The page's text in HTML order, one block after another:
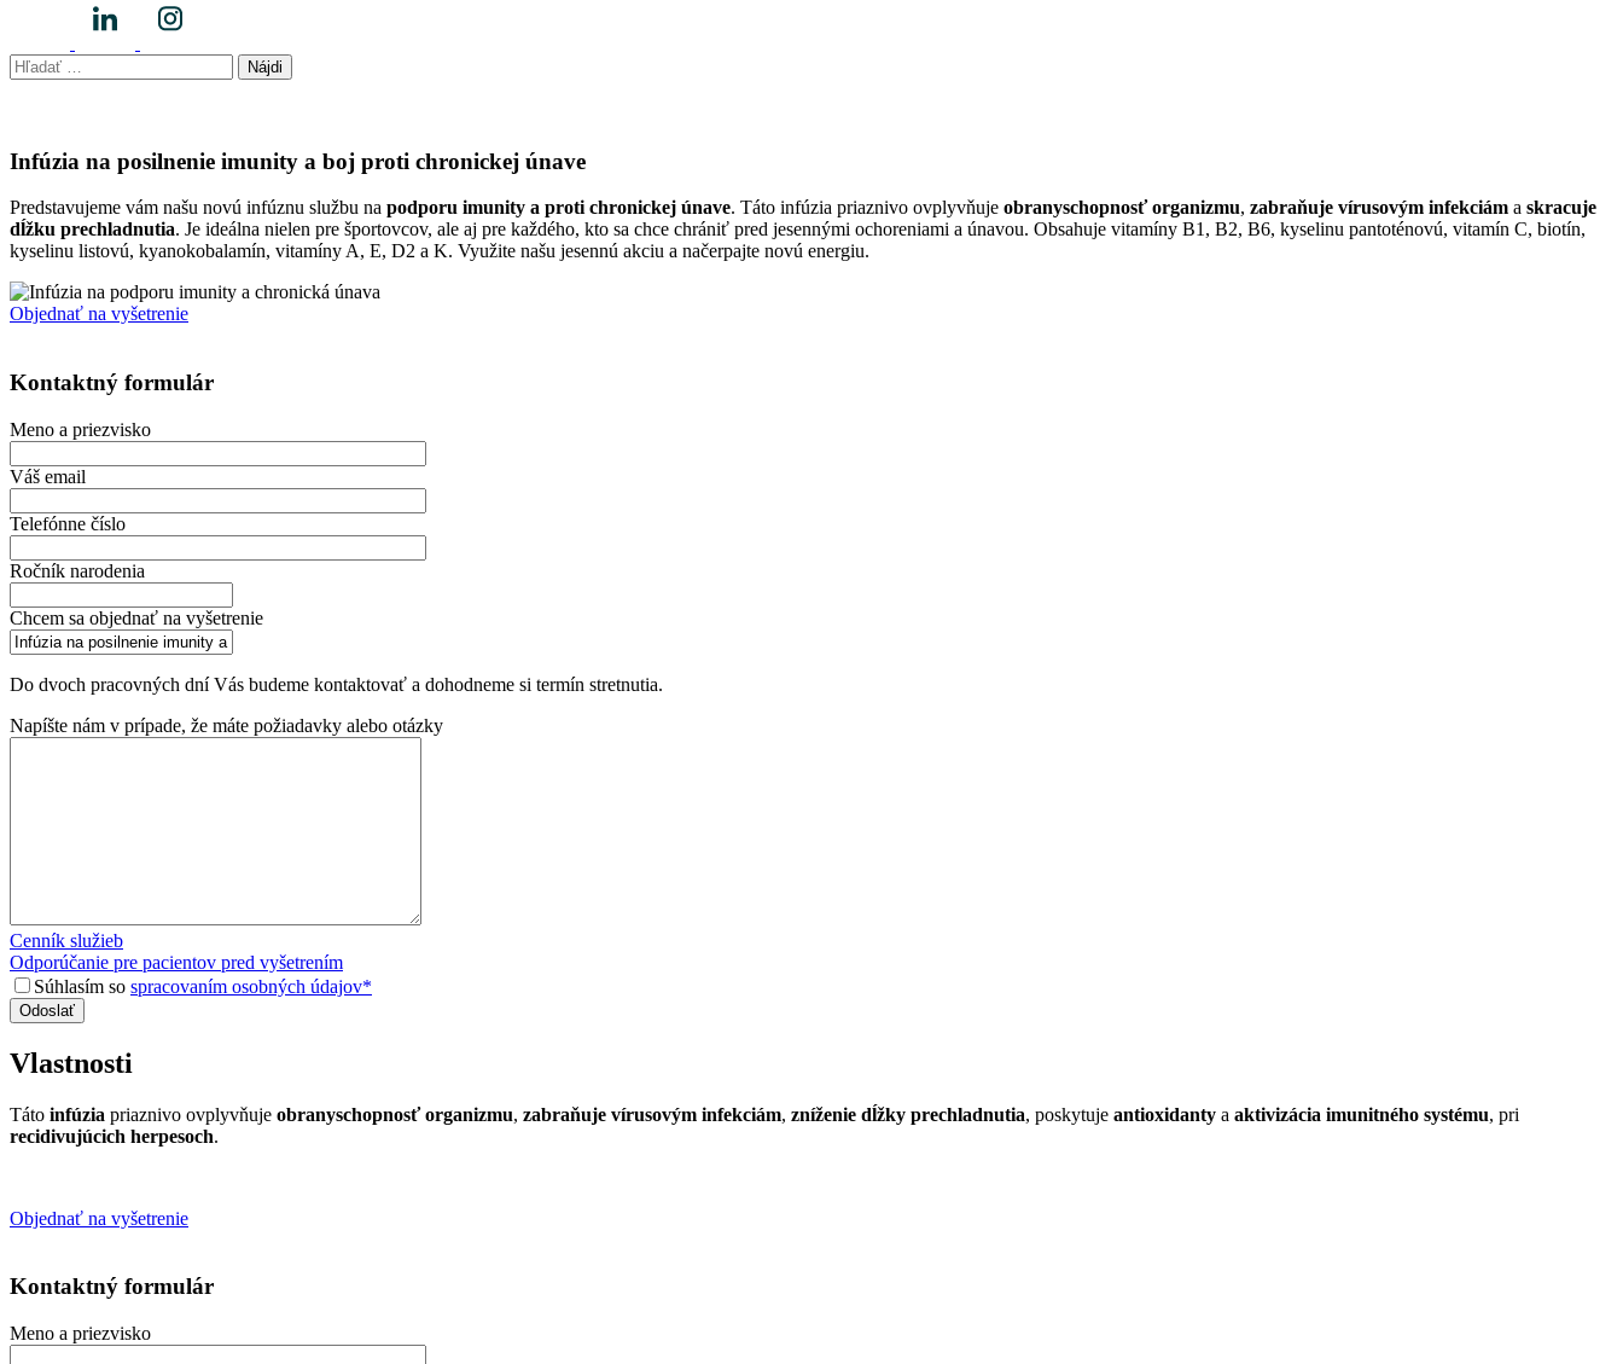
Hľadať:
Infúzia na posilnenie imunity a boj proti chronickej únave
Predstavujeme vám našu novú infúznu službu na podporu imunity a proti chronickej únave. Táto infúzia priaznivo ovplyvňuje obranyschopnosť organizmu, zabraňuje vírusovým infekciám a skracuje
dĺžku prechladnutia. Je ideálna nielen pre športovcov, ale aj pre každého, kto sa chce chrániť pred jesennými ochoreniami a únavou. Obsahuje vitamíny B1, B2, B6, kyselinu pantoténovú, vitamín C, biotín,
kyselinu listovú, kyanokobalamín, vitamíny A, E, D2 a K. Využite našu jesennú akciu a načerpajte novú energiu.
Objednať na vyšetrenie
Kontaktný formulár
Meno a priezvisko
Váš email
Telefónne číslo
Ročník narodenia
Chcem sa objednať na vyšetrenie
Do dvoch pracovných dní Vás budeme kontaktovať a dohodneme si termín stretnutia.
Napíšte nám v prípade, že máte požiadavky alebo otázky
Cenník služieb
Odporúčanie pre pacientov pred vyšetrením
Súhlasím so spracovaním osobných údajov*
Vlastnosti
Táto infúzia priaznivo ovplyvňuje obranyschopnosť organizmu, zabraňuje vírusovým infekciám, zníženie dĺžky prechladnutia, poskytuje antioxidanty a aktivizácia imunitného systému, pri
recidivujúcich herpesoch.
Objednať na vyšetrenie
Kontaktný formulár
Meno a priezvisko